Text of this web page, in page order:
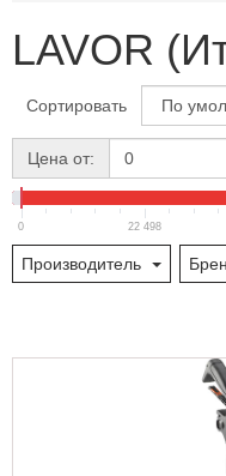
LAVOR
Сортировать
Цена от:
0 22 498
Производитель